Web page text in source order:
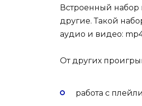
Встроенный набор
другие. Такой
аудио и видео:
От других
работа с